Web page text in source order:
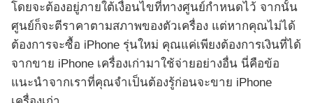
โดยจะต้องอยู่ภายใต้เงื่อนไขที่ทางศูนย์กำหนดไว้ จากนั้น
ศูนย์ก็จะตีราคาตามสภาพของตัวเครื่อง แต่หากคุณไม่ได้
ต้องการจะซื้อ iPhone รุ่นใหม่ คุณแค่เพียงต้องการเงินที่ได้
จากขาย iPhone เครื่องเก่ามาใช้จ่ายอย่างอื่น นี่คือข้อ
แนะนำจากเราที่คุณจำเป็นต้องรู้ก่อนจะขาย iPhone